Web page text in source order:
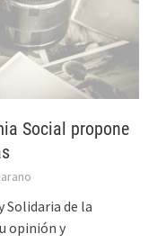
Social propone
Solidaria de la
opinión y